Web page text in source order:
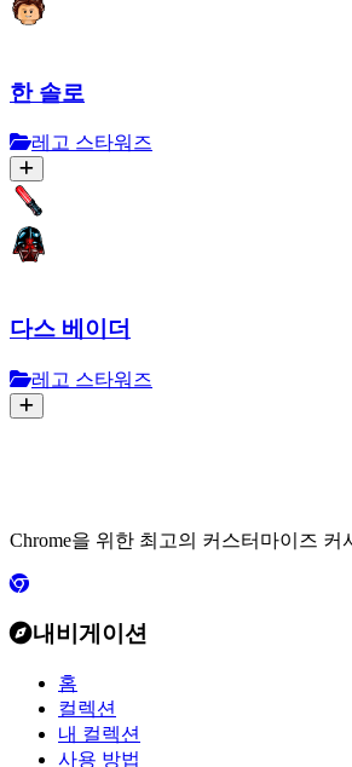
한 솔로
레고 스타워즈
다스 베이더
레고 스타워즈
Chrome을 위한 최고의 커스터마이즈
내비게이션
홈
컬렉션
내 컬렉션
사용 방법